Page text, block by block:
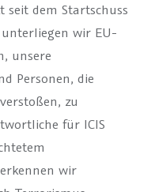
seit dem Startschuss
wir EU-
unsere
Personen, die
zu
für ICIS
wir